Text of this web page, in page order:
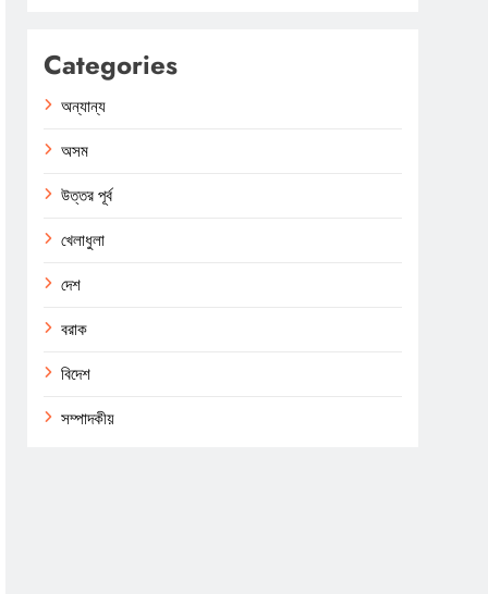
Categories
অন্যান্য
অসম
উত্তর পূর্ব
খেলাধুলা
দেশ
বরাক
বিদেশ
সম্পাদকীয়